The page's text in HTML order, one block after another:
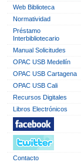
Web Biblioteca
Normatividad
Préstamo
Interbibliotecario
Manual Solicitudes
OPAC USB Medellín
OPAC USB Cartagena
OPAC USB Cali
Recursos Digitales
Libros Electrónicos
Contacto